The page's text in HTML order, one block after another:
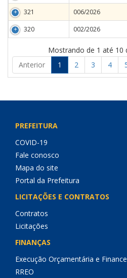
321
006/2026
320
002/2026
Mostrando de 1 até 10
Anterior
1 2 3 4
PREFEITURA
COVID-19
Fale conosco
Mapa do site
Portal da Prefeitura
LICITAÇÕES E CONTRATOS
Contratos
Licitações
FINANÇAS
Execução Orçamentária e
RREO